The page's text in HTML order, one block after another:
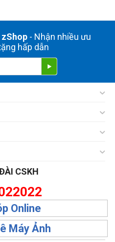
- Nhận nhiều ưu
hấp dẫn
CSKH
Online
Máy Ảnh